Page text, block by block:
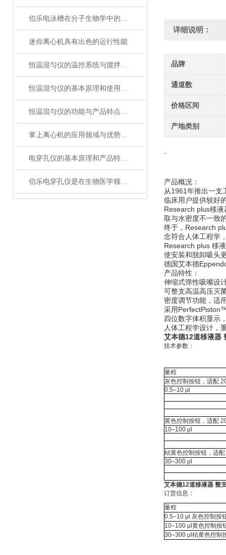
伯乐电泳槽在分子生物学中的关键作用
迷你离心机具有出色的运行性能
恒温混匀仪的温控系统与搅拌功能优化
恒温混匀仪的基本原理和使用方法介绍
恒温混匀仪的功能与产品特点包含哪些
掌上离心机的应用领域与优势分析
电穿孔仪的基本原理和产品特性概述
伯乐电穿孔仪是在生物医学领域中广泛使用的设备
详细说明：
品牌
通道数
价格区间
产地类别
。
产品概况：
从1961年推出一支
临床用户提供较好
Research plus移
取与水密度不一致
终于，Research
念符合人体工程学
Research plus 移
使安装和脱卸吸头
德国艾本德
产品特性：
伸缩式弹性吸嘴设
可整支高温高压灭
密度调节功能，适
采用
四位数字体积显示
人体工程学设计，
艾本德12道移液器
技术参数：
量程
灰色控制按钮，适配
0.5–10 μl
黄色控制按钮，适配
10–100 μl
桔黄色控制按钮，适
30–300 μl
艾本德12道移液器 整
订货信息：
量程
0.5–10 μl 灰色控制按
10–100 μl黄色控制按
30–300 μl桔黄色控制